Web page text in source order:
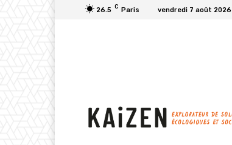
26.5 C Paris vendredi 7 août 2026